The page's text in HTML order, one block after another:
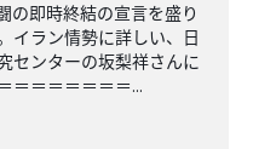
の即時終結の宣言を盛り
イラン情勢に詳しい、日
センターの坂梨祥さんに
＝＝＝＝＝＝＝...